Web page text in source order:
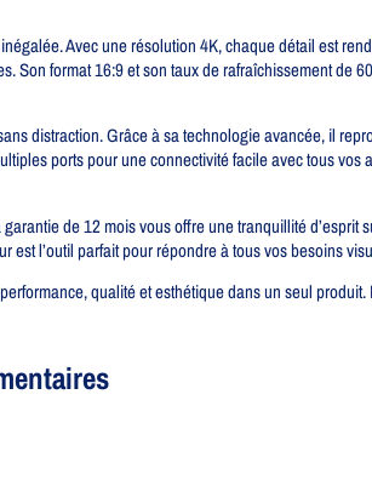
Avec une résolution 4K, chaque détail est
Son format 16:9 et son taux de rafraîchissement de
distraction. Grâce à sa technologie avancée, il
ports pour une connectivité facile avec tous vos
de 12 mois vous offre une tranquillité d’esprit
l’outil parfait pour répondre à tous vos besoins
qualité et esthétique dans un seul